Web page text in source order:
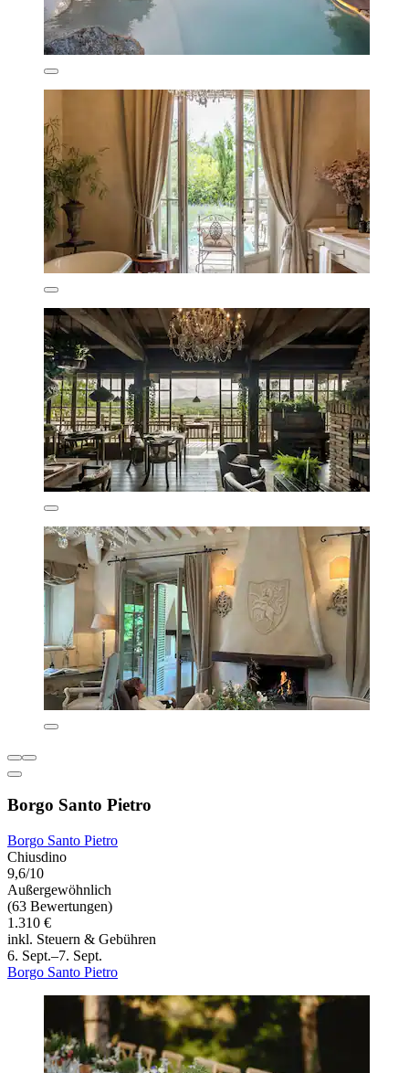
Borgo Santo Pietro
Borgo Santo Pietro
Chiusdino
9,6/10
Außergewöhnlich
(63 Bewertungen)
1.310 €
inkl. Steuern & Gebühren
6. Sept.–7. Sept.
Borgo Santo Pietro